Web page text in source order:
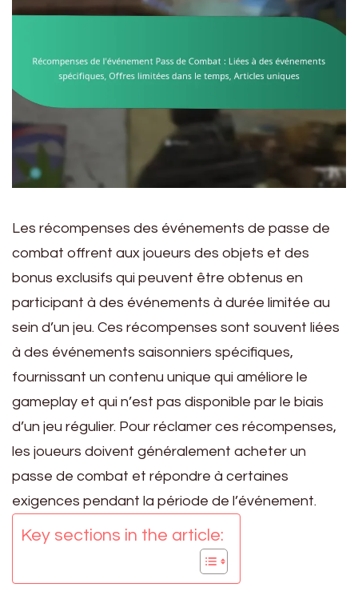
Les récompenses des événements de passe de
combat offrent aux joueurs des objets et des
bonus exclusifs qui peuvent être obtenus en
participant à des événements à durée limitée au
sein d’un jeu. Ces récompenses sont souvent liées
à des événements saisonniers spécifiques,
fournissant un contenu unique qui améliore le
gameplay et qui n’est pas disponible par le biais
d’un jeu régulier. Pour réclamer ces récompenses,
les joueurs doivent généralement acheter un
passe de combat et répondre à certaines
exigences pendant la période de l’événement.
Key sections in the article: